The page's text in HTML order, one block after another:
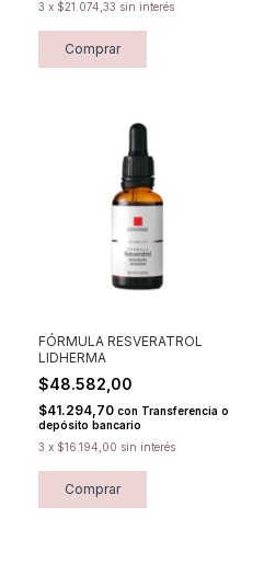
3 x $21.074,33 sin interés
Comprar
FÓRMULA RESVERATROL
LIDHERMA
$48.582,00
$41.294,70 con Transferencia o
depósito bancario
3 x $16.194,00 sin interés
Comprar